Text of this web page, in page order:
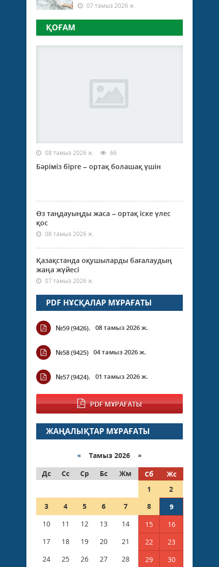
07 тамыз 2026 ж.
ҚОҒАМ
08 тамыз 2026 ж. 66
Бәріміз бірге – ортақ болашақ үшін
Өз таңдауыңды жаса – ортақ іске үлес
қос
08 тамыз 2026 ж.
Қазақстанда оқушыларды бағалаудың
жаңа жүйесі
07 тамыз 2026 ж.
PDF НҰСҚАЛАР МҰРАҒАТЫ
№59 (9426). 08 тамыз 2026 ж.
№58 (9425) 04 тамыз 2026 ж.
№57 (9424). 01 тамыз 2026 ж.
PDF МҰРАҒАТЫ
ЖАҢАЛЫҚТАР МҰРАҒАТЫ
« Тамыз 2026 »
Дс
Сс Ср Бс Жм Сб
Жс
1
2
3
4 5 6 7 8
9
10
11 12 13 14 15
16
17
18 19 20 21 22
23
24
25 26 27 28 29
30